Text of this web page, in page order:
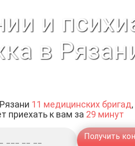
и
в
11 медицинских бригад,
приехать к вам за 29 минут
Получить